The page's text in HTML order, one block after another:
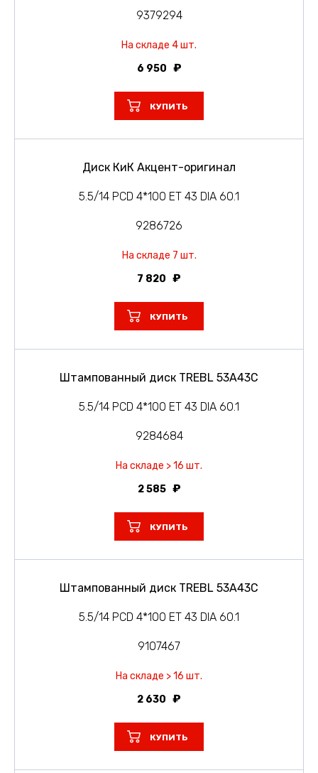
9379294
На складе 4 шт.
6 950
КУПИТЬ
Диск КиК Акцент-оригинал
5.5/14 PCD 4*100 ET 43 DIA 60.1
9286726
На складе 7 шт.
7 820
КУПИТЬ
Штампованный диск TREBL 53A43C
5.5/14 PCD 4*100 ET 43 DIA 60.1
9284684
На складе > 16 шт.
2 585
КУПИТЬ
Штампованный диск TREBL 53A43C
5.5/14 PCD 4*100 ET 43 DIA 60.1
9107467
На складе > 16 шт.
2 630
КУПИТЬ